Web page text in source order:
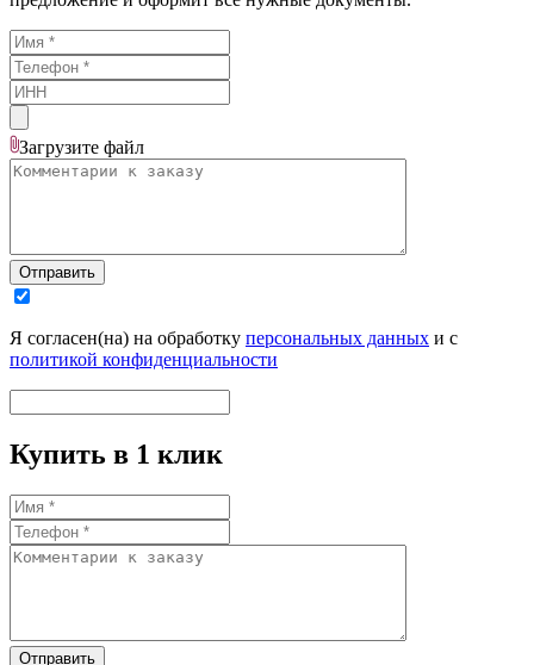
Загрузите файл
Отправить
Я согласен(на) на обработку персональных данных и с
политикой конфиденциальности
Купить в 1 клик
Отправить